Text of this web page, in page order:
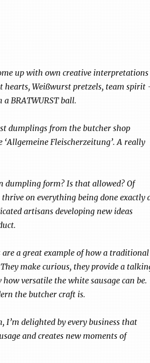
up with own creative interpretations
hearts, Weißwurst pretzels, team spirit
BRATWURST ball.
dumplings from the butcher shop
Fleischerzeitung’. A really
form? Is that allowed? Of
on everything being done exactly
artisans developing new ideas
a great example of how a traditional
make curious, they provide a
versatile the white sausage can be.
the butcher craft is.
I’m delighted by every business that
and creates new moments of